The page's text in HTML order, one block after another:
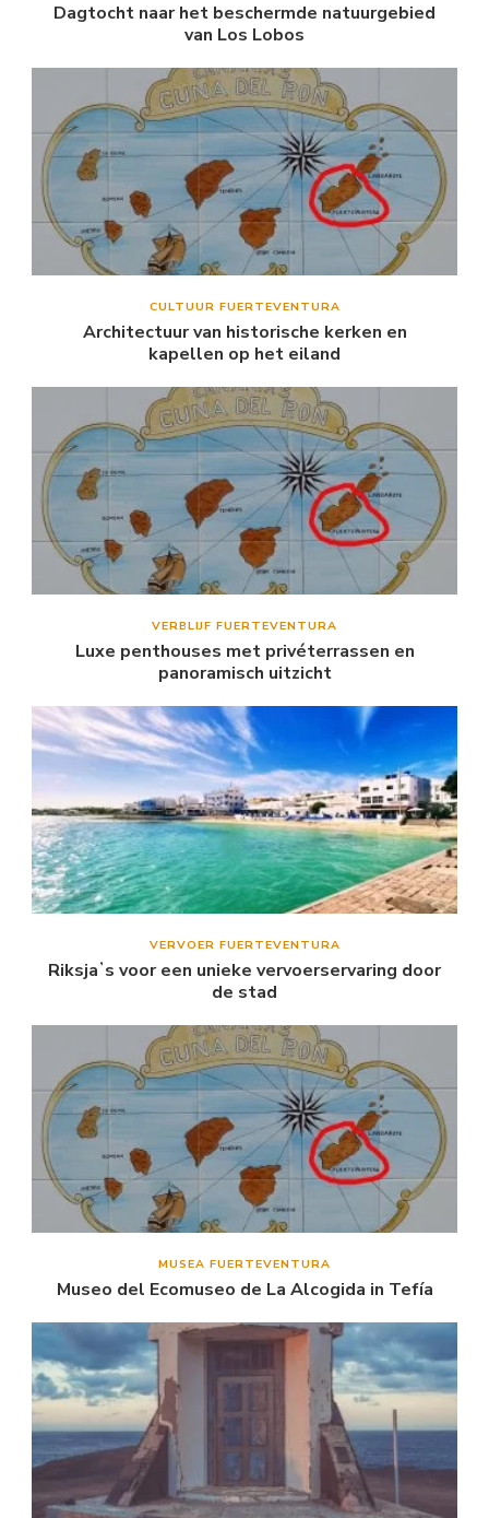
Dagtocht naar het beschermde natuurgebied
van Los Lobos
CULTUUR FUERTEVENTURA
Architectuur van historische kerken en
kapellen op het eiland
VERBLIJF FUERTEVENTURA
Luxe penthouses met privéterrassen en
panoramisch uitzicht
VERVOER FUERTEVENTURA
Riksjaʼs voor een unieke vervoerservaring door
de stad
MUSEA FUERTEVENTURA
Museo del Ecomuseo de La Alcogida in Tefía